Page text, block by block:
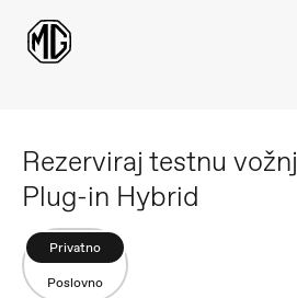
Rezerviraj testnu
Plug-in Hybrid
Privatno
Poslovno